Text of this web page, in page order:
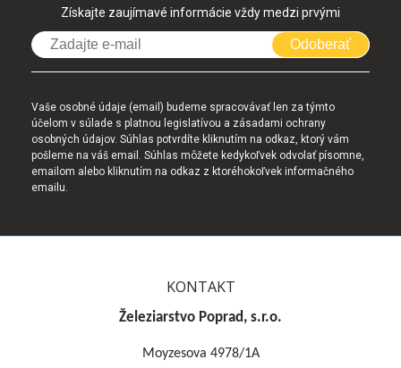
Získajte zaujímavé informácie vždy medzi prvými
Odoberať
Vaše osobné údaje (email) budeme spracovávať len za týmto
účelom v súlade s platnou legislatívou a zásadami ochrany
osobných údajov. Súhlas potvrdíte kliknutím na odkaz, ktorý vám
pošleme na váš email. Súhlas môžete kedykoľvek odvolať písomne,
emailom alebo kliknutím na odkaz z ktoréhokoľvek informačného
emailu.
KONTAKT
Železiarstvo Poprad, s.r.o.
Moyzesova 4978/1A